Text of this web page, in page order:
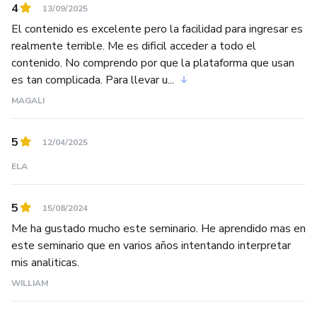
4 13/09/2025
El contenido es excelente pero la facilidad para ingresar es
realmente terrible. Me es dificil acceder a todo el
contenido. No comprendo por que la plataforma que usan
es tan complicada. Para llevar u...
MAGALI
5 12/04/2025
ELA
5 15/08/2024
Me ha gustado mucho este seminario. He aprendido mas en
este seminario que en varios años intentando interpretar
mis analiticas.
WILLIAM